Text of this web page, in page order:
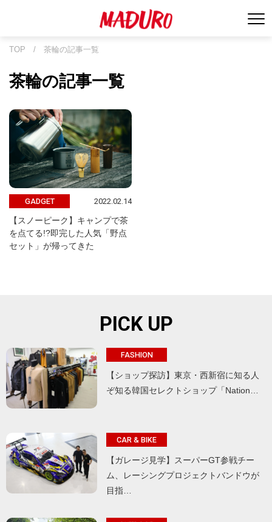
TOP / 茶輪の記事一覧
茶輪の記事一覧
GADGET 2022.02.14
【スノーピーク】キャンプで茶
を点てる!?即完した人気「野点
セット」が帰ってきた
PICK UP
FASHION
【ショップ探訪】東京・西新宿に知る人
ぞ知る韓国セレクトショップ「Nation…
CAR & BIKE
【ガレージ見学】スーパーGT参戦チー
ム、レーシングプロジェクトバンドウが
目指…